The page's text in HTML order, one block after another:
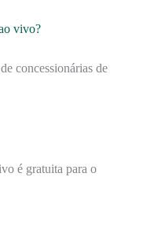
vivo?
concessionárias de
é gratuita para o